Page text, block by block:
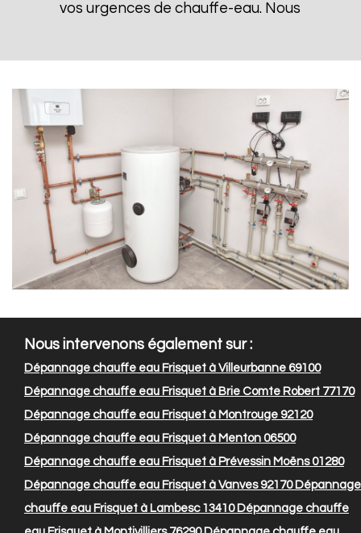
vos urgences de chauffe-eau. Nous
Nous intervenons également sur :
Dépannage chauffe eau Frisquet à Villeurbanne 69100
Dépannage chauffe eau Frisquet à Brie Comte Robert 77170
Dépannage chauffe eau Frisquet à Montrouge 92120
Dépannage chauffe eau Frisquet à Menton 06500
Dépannage chauffe eau Frisquet à Prévessin Moëns 01280
Dépannage chauffe eau Frisquet à Vanves 92170Dépannage
chauffe eau Frisquet à Lambesc 13410Dépannage chauffe